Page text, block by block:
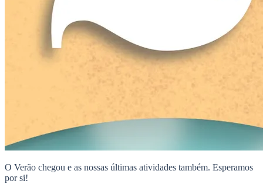
O Verão chegou e as nossas últimas atividades também. Esperamos
por si!